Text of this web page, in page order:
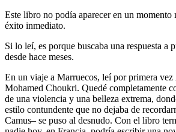
Este libro no podía aparecer en un momento
éxito inmediato.
Si lo leí, es porque buscaba una respuesta a
desde hace meses.
En un viaje a Marruecos, leí por primera vez
Mohamed Choukri. Quedé completamente
de una violencia y una belleza extrema,
estilo contundente que no dejaba de
Camus– se puso al desnudo. Con el libro